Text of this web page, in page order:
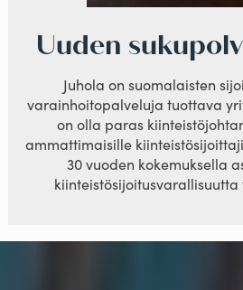
Uuden
Juhola on suomalaisten
varainhoitopalveluja tuottava
on olla paras
ammattimaisille
30 vuoden kokemuksella